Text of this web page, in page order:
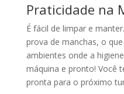
Praticidade na
É fácil de limpar e
prova de manchas, o
ambientes onde a
máquina e pronto! Você
pronta para o próximo